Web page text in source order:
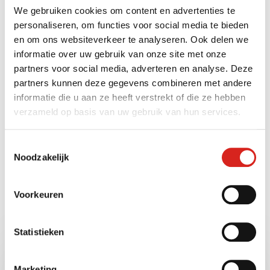
We gebruiken cookies om content en advertenties te
personaliseren, om functies voor social media te bieden
en om ons websiteverkeer te analyseren. Ook delen we
informatie over uw gebruik van onze site met onze
partners voor social media, adverteren en analyse. Deze
partners kunnen deze gegevens combineren met andere
informatie die u aan ze heeft verstrekt of die ze hebben
verzameld op basis van uw gebruik van hun services.
Noodzakelijk
Voorkeuren
Statistieken
TechWacht helpt u om: